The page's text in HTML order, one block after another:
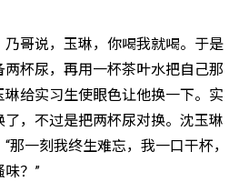
哥说，玉琳，你喝我就喝。于是
杯尿，再用一杯茶叶水把自己那
给实习生使眼色让他换一下。实
了，不过是把两杯尿对换。沈玉琳
那一刻我终生难忘，我一口干杯，
？”